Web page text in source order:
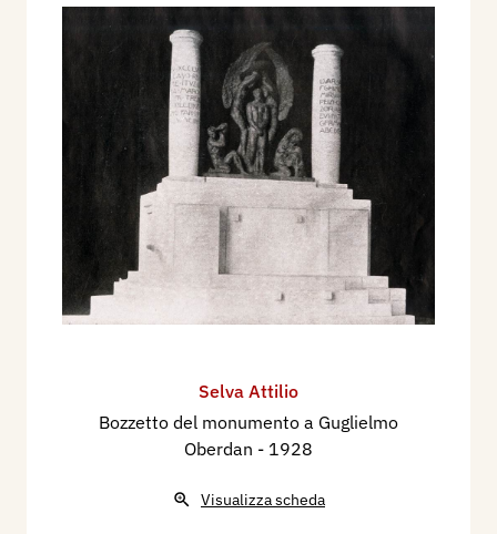
Selva Attilio
Bozzetto del monumento a Guglielmo
Oberdan - 1928
Visualizza scheda